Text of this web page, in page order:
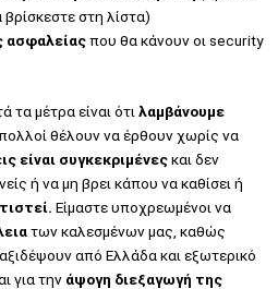
βρίσκεστε στη λίστα)
ασφαλείαςπου θα κάνουν οι security
μέτρα είναι ότι λαμβάνουμε
θέλουν να έρθουν χωρίς να
είναι συγκεκριμένεςκαι δεν
ή να μη βρει κάπου να καθίσει ή
Είμαστε υποχρεωμένοι να
των καλεσμένων μας, καθώς
από Ελλάδα και εξωτερικό
για την άψογη διεξαγωγή της